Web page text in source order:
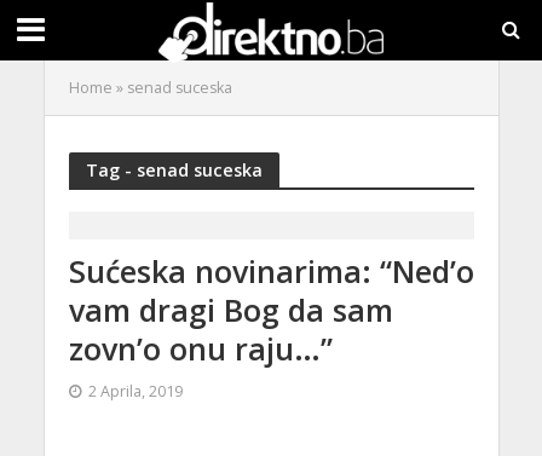
Home » senad suceska
Tag - senad suceska
Sućeska novinarima: “Ned’o
vam dragi Bog da sam
zovn’o onu raju…”
2 Aprila, 2019